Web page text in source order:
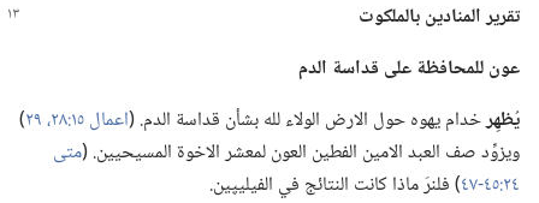
تقرير المنادين بالملكوت
عون للمحافظة على قداسة الدم
يُظهِرخدام يهوه حول الارض الولاء لله بشأن قداسة الدم.‏ (‏اعمال ١٥:‏٢٨،‏ ٢٩
‏)‏
ويزوِّد صف العبد الامين الفطين العون لمعشر الاخوة المسيحيين.‏ (‏متى
٢٤:‏٤٥-‏٤٧
‏)‏ فلنرَ ماذا كانت النتائج في الفيليپين.‏